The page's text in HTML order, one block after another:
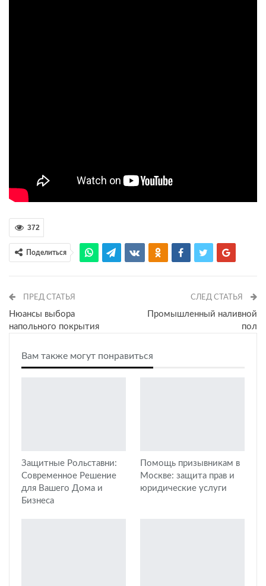
372
Поделиться
ПРЕД СТАТЬЯ
Нюансы выбора
напольного покрытия
СЛЕД СТАТЬЯ
Промышленный наливной
пол
Вам также могут понравиться
Защитные Рольставни:
Современное Решение
для Вашего Дома и
Бизнеса
Помощь призывникам в
Москве: защита прав и
юридические услуги